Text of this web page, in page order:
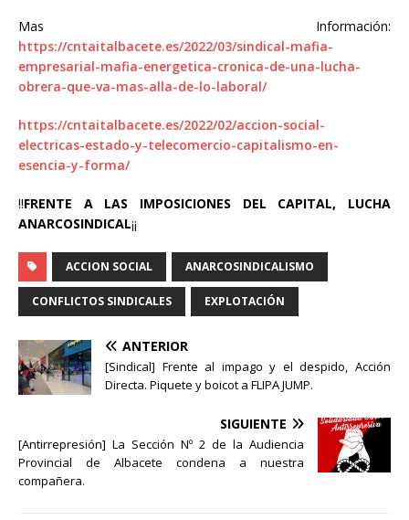
Mas Información:
https://cntaitalbacete.es/2022/03/sindical-mafia-
empresarial-mafia-energetica-cronica-de-una-lucha-
obrera-que-va-mas-alla-de-lo-laboral/
https://cntaitalbacete.es/2022/02/accion-social-
electricas-estado-y-telecomercio-capitalismo-en-
esencia-y-forma/
!!FRENTE A LAS IMPOSICIONES DEL CAPITAL, LUCHA
ANARCOSINDICAL¡¡
ACCION SOCIAL ANARCOSINDICALISMO
CONFLICTOS SINDICALES EXPLOTACIÓN
ANTERIOR
[Sindical] Frente al impago y el despido, Acción
Directa. Piquete y boicot a FLIPA JUMP.
SIGUIENTE
[Antirrepresión] La Sección Nº 2 de la Audiencia
Provincial de Albacete condena a nuestra
compañera.